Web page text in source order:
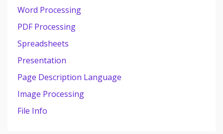
Word Processing
PDF Processing
Spreadsheets
Presentation
Page Description Language
Image Processing
File Info